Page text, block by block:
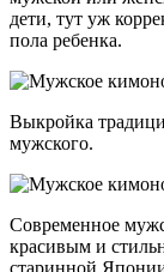
дети, тут уж
пола ребенка.
Выкройка
мужского.
Современное
красивым и
старинной